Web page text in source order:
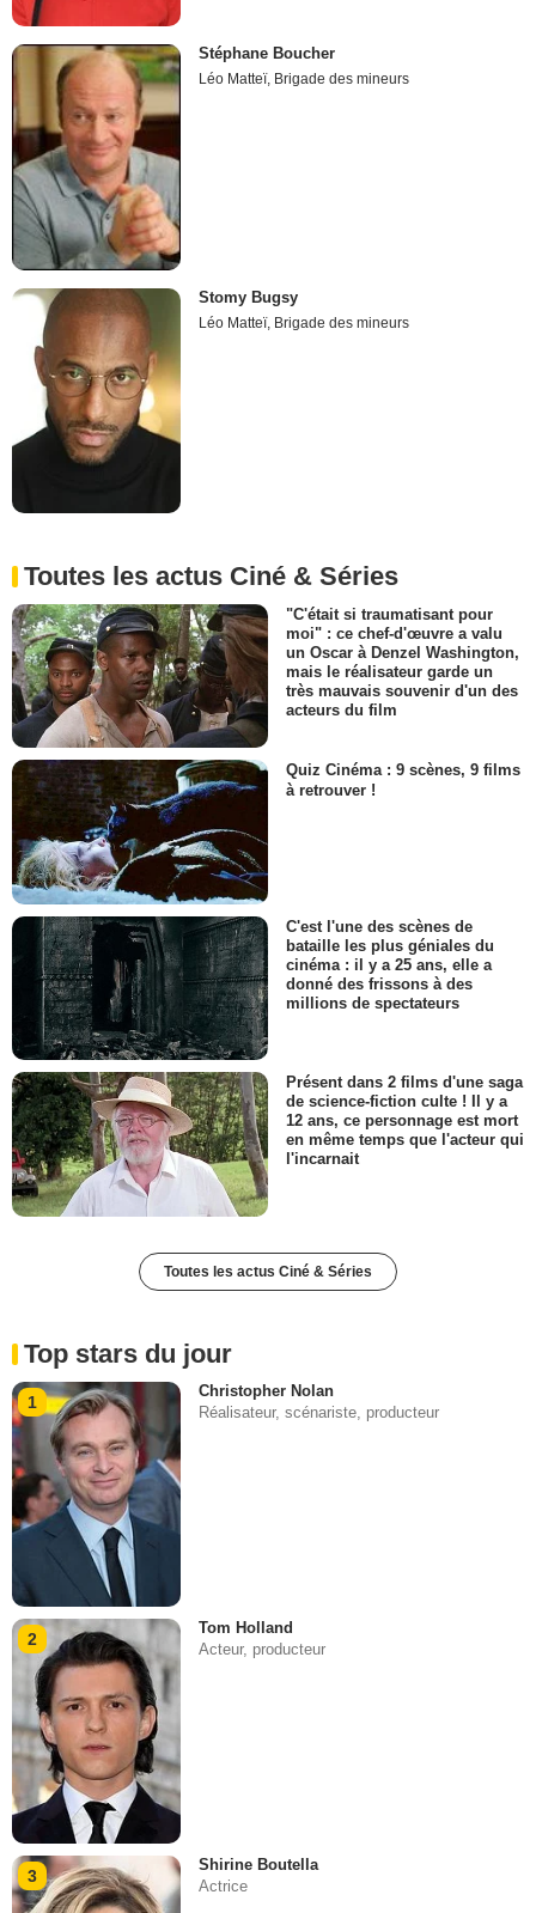
Stéphane Boucher
Léo Matteï, Brigade des mineurs
Stomy Bugsy
Léo Matteï, Brigade des mineurs
Toutes les actus Ciné & Séries
"C'était si traumatisant pour
moi" : ce chef-d'œuvre a valu
un Oscar à Denzel Washington,
mais le réalisateur garde un
très mauvais souvenir d'un des
acteurs du film
Quiz Cinéma : 9 scènes, 9 films
à retrouver !
C'est l'une des scènes de
bataille les plus géniales du
cinéma : il y a 25 ans, elle a
donné des frissons à des
millions de spectateurs
Présent dans 2 films d'une saga
de science-fiction culte ! Il y a
12 ans, ce personnage est mort
en même temps que l'acteur qui
l'incarnait
Toutes les actus Ciné & Séries
Top stars du jour
1
Christopher Nolan
Réalisateur, scénariste, producteur
2
Tom Holland
Acteur, producteur
3
Shirine Boutella
Actrice